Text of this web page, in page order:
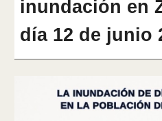
inundación en
día 12 de junio